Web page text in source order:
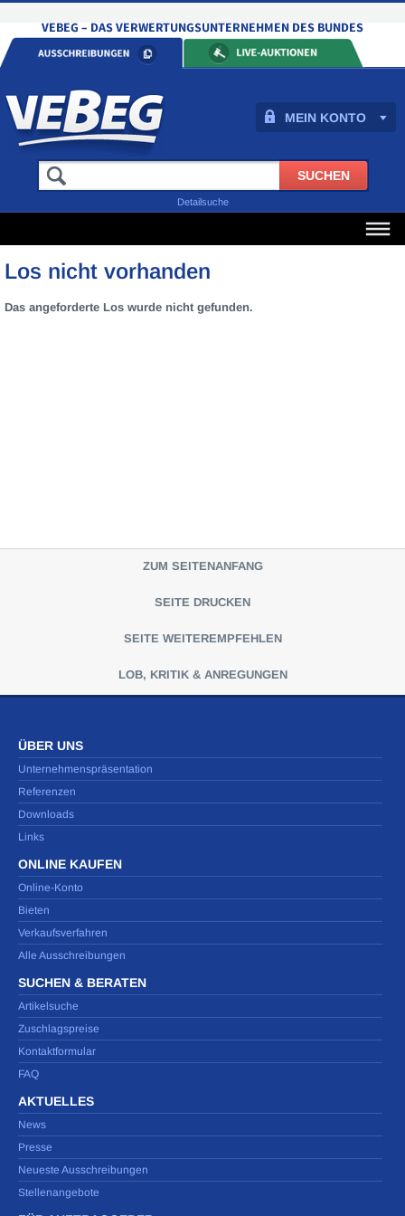
MEIN KONTO
Detailsuche
Los nicht vorhanden
Das angeforderte Los wurde nicht gefunden.
ZUM SEITENANFANG
SEITE DRUCKEN
SEITE WEITEREMPFEHLEN
LOB, KRITIK & ANREGUNGEN
ÜBER UNS
Unternehmenspräsentation
Referenzen
Downloads
Links
ONLINE KAUFEN
Online-Konto
Bieten
Verkaufsverfahren
Alle Ausschreibungen
SUCHEN & BERATEN
Artikelsuche
Zuschlagspreise
Kontaktformular
FAQ
AKTUELLES
News
Presse
Neueste Ausschreibungen
Stellenangebote